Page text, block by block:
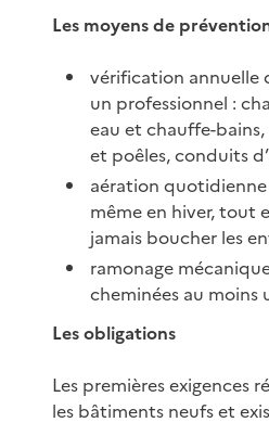
Les moyens de
vérification annuelle
un professionnel :
eau et chauffe-
et poêles, conduits
aération
même en hiver, tout
jamais boucher les
ramonage
cheminées au moins
Les obligations
Les premières exigences
les bâtiments neufs et